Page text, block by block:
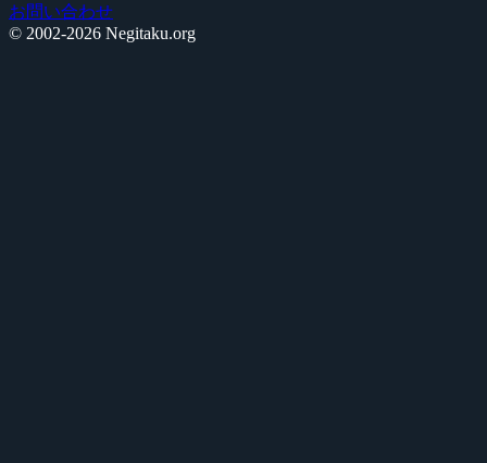
お問い合わせ
© 2002-2026 Negitaku.org